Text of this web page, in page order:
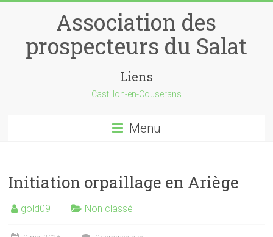
Association des
prospecteurs du Salat
Liens
Castillon-en-Couserans
Menu
Initiation orpaillage en Ariège
gold09 Non classé